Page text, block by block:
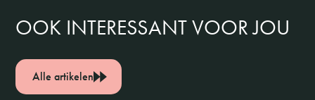
OOK INTERESSANT VOOR JOU
Alle artikelen